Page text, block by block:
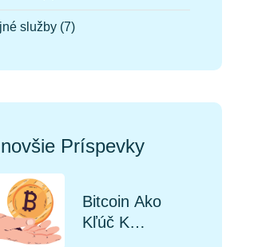
služby(7)
Príspevky
Bitcoin Ako
Kľúč K